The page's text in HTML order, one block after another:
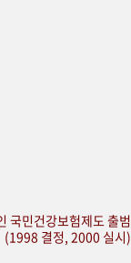
국민건강보험제도 출범
(1998 결정, 2000 실시)